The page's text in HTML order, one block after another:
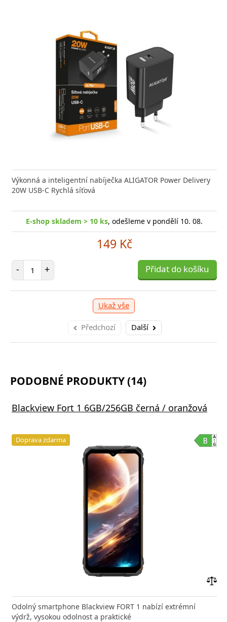
Výkonná a inteligentní nabíječka ALIGATOR Power Delivery
20W USB-C Rychlá síťová
E-shop skladem > 10 ks, odešleme v pondělí 10. 08.
149 Kč
- Počet položek
+ Přidat do košíku
Ukaž vše
Předchozí Další
PODOBNÉ PRODUKTY (14)
Blackview Fort 1 6GB/256GB černá / oranžová
Doprava zdarma
Odolný smartphone Blackview FORT 1 nabízí extrémní
výdrž, vysokou odolnost a praktické